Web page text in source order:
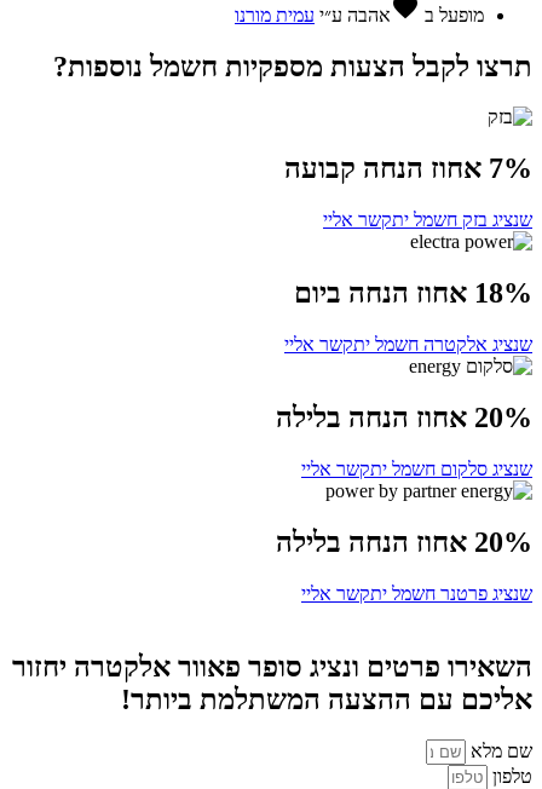
מופעל ב favoriteאהבה ע״י עמית מורנו
תרצו לקבל הצעות מספקיות חשמל נוספות?
7% אחוז הנחה קבועה
שנציג בזק חשמל יתקשר אליי
18% אחוז הנחה ביום
שנציג אלקטרה חשמל יתקשר אליי
20% אחוז הנחה בלילה
שנציג סלקום חשמל יתקשר אליי
20% אחוז הנחה בלילה
שנציג פרטנר חשמל יתקשר אליי
השאירו פרטים ונציג סופר פאוור אלקטרה יחזור
אליכם עם ההצעה המשתלמת ביותר!
שם מלא
טלפון